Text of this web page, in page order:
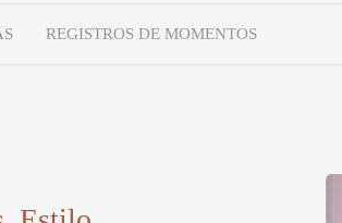
REGISTROS DE MOMENTOS